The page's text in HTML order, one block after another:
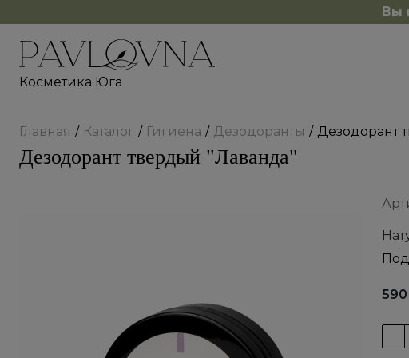
Вы
Косметика Юга
Главная Каталог Гигиена Дезодоранты Дезодорант
Дезодорант твердый "Лаванда"
•
•
590